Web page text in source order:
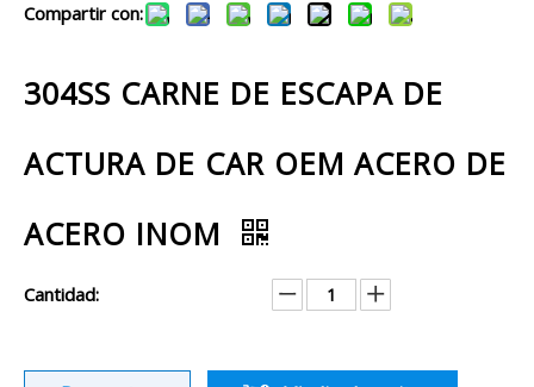
Compartir con:
304SS CARNE DE ESCAPA DE
ACTURA DE CAR OEM ACERO DE
ACERO INOM
Cantidad: